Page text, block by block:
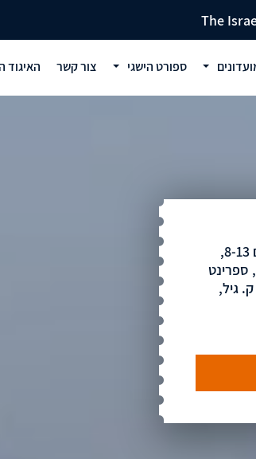
The
ספורט הישגי צור קשר האיגוד
אורבן ספרינט, ילדים 8-13,
סופר-ספרינט 14-15, ספרינט
ק. גיל,